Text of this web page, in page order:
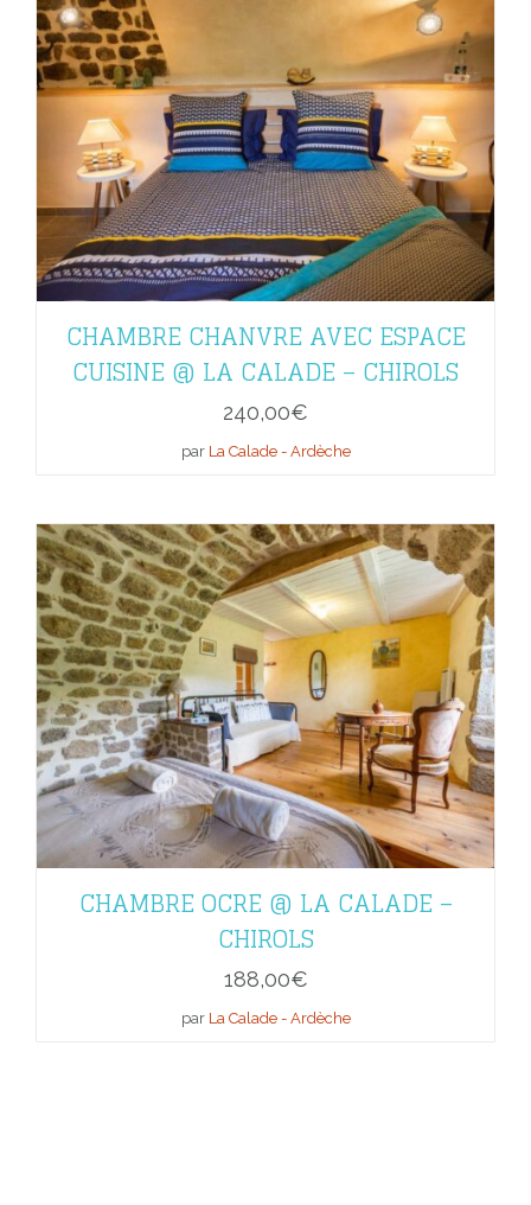
CHAMBRE CHANVRE AVEC ESPACE
CUISINE @ LA CALADE – CHIROLS
240,00€
par La Calade - Ardèche
CHAMBRE OCRE @ LA CALADE –
CHIROLS
188,00€
par La Calade - Ardèche